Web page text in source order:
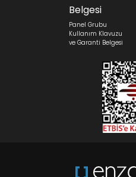
Panel Grubu
Kullanım Klavuzu
ve Garanti Belgesi